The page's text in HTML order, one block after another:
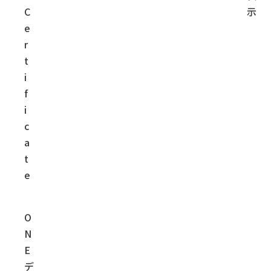
C
e
r
t
i
f
i
c
a
t
e
O
N
E
デ
示